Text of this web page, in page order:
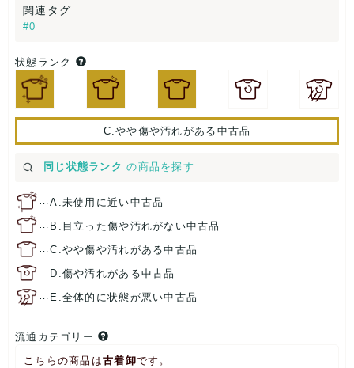
関連タグ
#0
状態ランク
C.やや傷や汚れがある中古品
同じ状態ランク の商品を探す
…A.未使用に近い中古品
… B.目立った傷や汚れがない中古品
…C.やや傷や汚れがある中古品
… D.傷や汚れがある中古品
… E.全体的に状態が悪い中古品
流通カテゴリー
こちらの商品は古着卸です。